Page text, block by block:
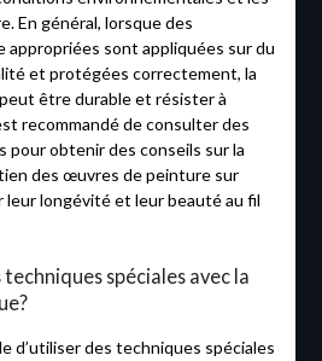
En général, lorsque des
sont appliquées sur du
et protégées correctement, la
être durable et résister à
recommandé de consulter des
pour obtenir des conseils sur la
des œuvres de peinture sur
leur longévité et leur beauté au fil
spéciales avec la
d’utiliser des techniques spéciales